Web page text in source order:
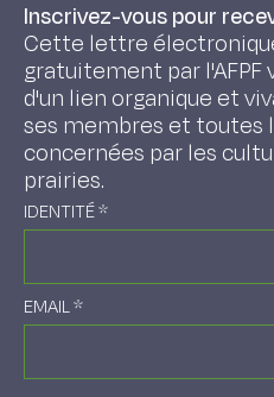
Inscrivez-vous pour
Cette lettre
gratuitement par l'AFPF
d'un lien organique et
ses membres et toutes
concernées par les
prairies.
IDENTITÉ*
EMAIL*